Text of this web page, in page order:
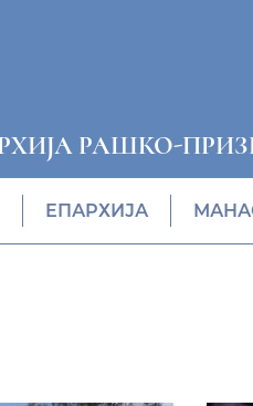
РАШКО-
ЕПАРХИЈА